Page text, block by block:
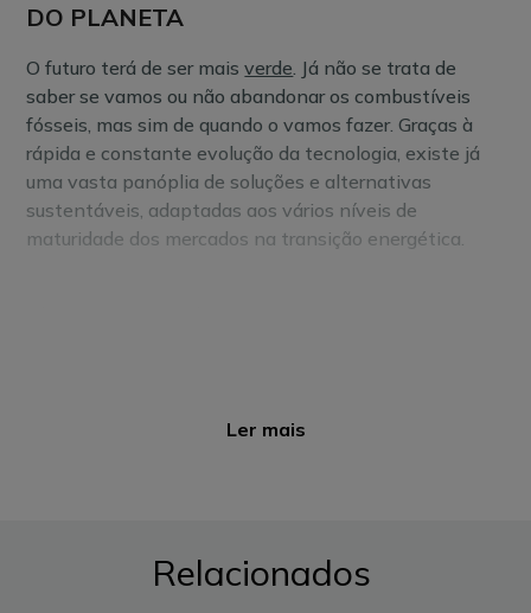
DO PLANETA
O futuro terá de ser maisverde. Já não se trata de
saber se vamos ou não abandonar os combustíveis
fósseis, mas sim de quando o vamos fazer. Graças à
rápida e constante evolução da tecnologia, existe já
uma vasta panóplia de soluções e alternativas
sustentáveis, adaptadas aos vários níveis de
maturidade dos mercados na transição energética.
descarbonização. Os benefícios empresariais da
eletrificação de uma empresa
frota, permite fazer uma análise mais detalhada de
Ler mais
Relacionados